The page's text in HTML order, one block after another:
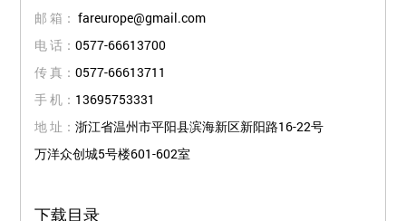
邮 箱： fareurope@gmail.com
电 话：0577-66613700
传 真：0577-66613711
手 机： 13695753331
地 址：浙江省温州市平阳县滨海新区新阳路16-22号
万洋众创城5号楼601-602室
下载目录